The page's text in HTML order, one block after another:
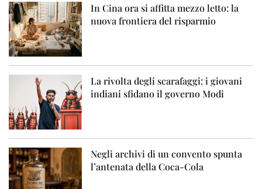
In Cina ora si affitta mezzo letto: la
nuova frontiera del risparmio
La rivolta degli scarafaggi: i giovani
indiani sfidano il governo Modi
Negli archivi di un convento spunta
l’antenata della Coca-Cola